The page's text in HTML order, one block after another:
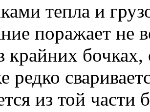
тепла и
поражает не
крайних
редко
из той